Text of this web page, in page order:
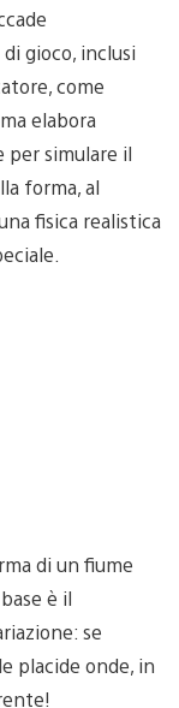
gioco, inclusi
come
elabora
per simulare il
forma, al
fisica realistica
di un fiume
è il
se
placide onde, in